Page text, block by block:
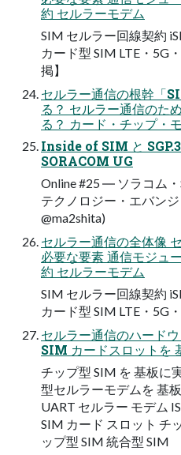
約 セルラーモデム
SIM セルラー回線契約
カード型 SIM LTE・5G
掲】
セルラー通信の根幹「
る？ セルラー通信のた
る？ カード・チップ・
Inside of SIM と
SORACOM UG
Online #25 ― ソラコム
テクノロジー・エバン
@ma2shita)
セルラー通信の全体像
必要な要素 通信モジュ
約 セルラーモデム
SIM セルラー回線契約
カード型 SIM LTE・5G
セルラー通信のハード
SIM カードスロットを
チップ型 SIM を 基板に
型セルラーモデムを 基
UART セルラー モデム
SIM カード スロット チ
ップ型 SIM 統合型 SIM